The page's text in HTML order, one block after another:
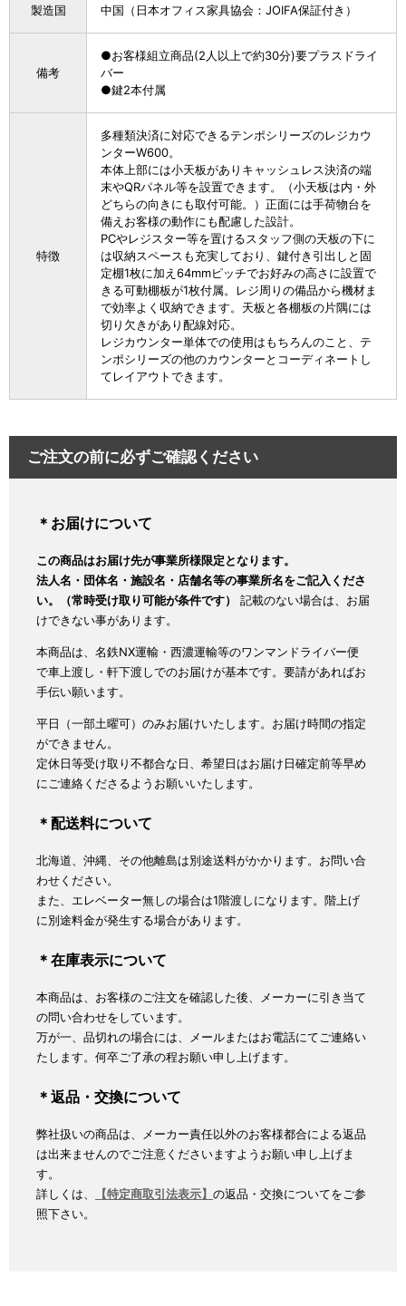
製造国 中国（日本オフィス家具協会：JOIFA保証付き）
備考
●お客様組立商品(2人以上で約30分)要プラスドライ
バー
●鍵2本付属
特徴
多種類決済に対応できるテンポシリーズのレジカウ
ンターW600。
本体上部には小天板がありキャッシュレス決済の端
末やQRパネル等を設置できます。（小天板は内・外
どちらの向きにも取付可能。）正面には手荷物台を
備えお客様の動作にも配慮した設計。
PCやレジスター等を置けるスタッフ側の天板の下に
は収納スペースも充実しており、鍵付き引出しと固
定棚1枚に加え64mmピッチでお好みの高さに設置で
きる可動棚板が1枚付属。レジ周りの備品から機材ま
で効率よく収納できます。天板と各棚板の片隅には
切り欠きがあり配線対応。
レジカウンター単体での使用はもちろんのこと、テ
ンポシリーズの他のカウンターとコーディネートし
てレイアウトできます。
ご注文の前に必ずご確認ください
＊お届けについて
この商品はお届け先が事業所様限定となります。
法人名・団体名・施設名・店舗名等の事業所名をご記入くださ
い。（常時受け取り可能が条件です）
記載のない場合は、お届
けできない事があります。
本商品は、名鉄NX運輸・西濃運輸等のワンマンドライバー便
で車上渡し・軒下渡しでのお届けが基本です。要請があればお
手伝い願います。
平日（一部土曜可）のみお届けいたします。お届け時間の指定
ができません。
定休日等受け取り不都合な日、希望日はお届け日確定前等早め
にご連絡くださるようお願いいたします。
＊配送料について
北海道、沖縄、その他離島は別途送料がかかります。お問い合
わせください。
また、エレベーター無しの場合は1階渡しになります。階上げ
に別途料金が発生する場合があります。
＊在庫表示について
本商品は、お客様のご注文を確認した後、メーカーに引き当て
の問い合わせをしています。
万が一、品切れの場合には、メールまたはお電話にてご連絡い
たします。何卒ご了承の程お願い申し上げます。
＊返品・交換について
弊社扱いの商品は、メーカー責任以外のお客様都合による返品
は出来ませんのでご注意くださいますようお願い申し上げま
す。
詳しくは、
【特定商取引法表示】 の返品・交換についてをご参
照下さい。